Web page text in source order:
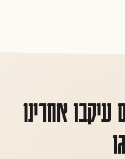
עיקבו אחרינו